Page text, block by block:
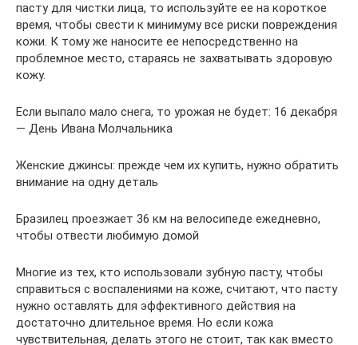
пасту для чистки лица, то используйте ее на короткое
время, чтобы свести к минимуму все риски повреждения
кожи. К тому же наносите ее непосредственно на
проблемное место, стараясь не захватывать здоровую
кожу.
Если выпало мало снега, то урожая не будет: 16 декабря
— День Ивана Молчальника
Женские джинсы: прежде чем их купить, нужно обратить
внимание на одну деталь
Бразилец проезжает 36 км на велосипеде ежедневно,
чтобы отвести любимую домой
Многие из тех, кто использовали зубную пасту, чтобы
справиться с воспалениями на коже, считают, что пасту
нужно оставлять для эффективного действия на
достаточно длительное время. Но если кожа
чувствительная, делать этого не стоит, так как вместо